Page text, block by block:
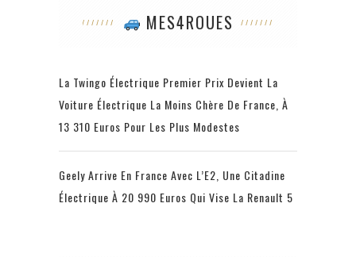
MES4ROUES
La Twingo Électrique Premier Prix Devient La
Voiture Électrique La Moins Chère De France, À
13 310 Euros Pour Les Plus Modestes
Geely Arrive En France Avec L’E2, Une Citadine
Électrique À 20 990 Euros Qui Vise La Renault 5